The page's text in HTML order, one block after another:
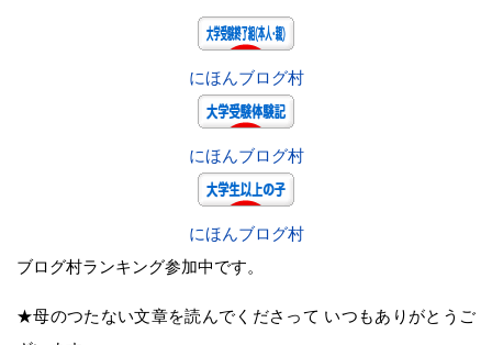
にほんブログ村
にほんブログ村
にほんブログ村
ブログ村ランキング参加中です。
★母のつたない文章を読んでくださって いつもありがとうご